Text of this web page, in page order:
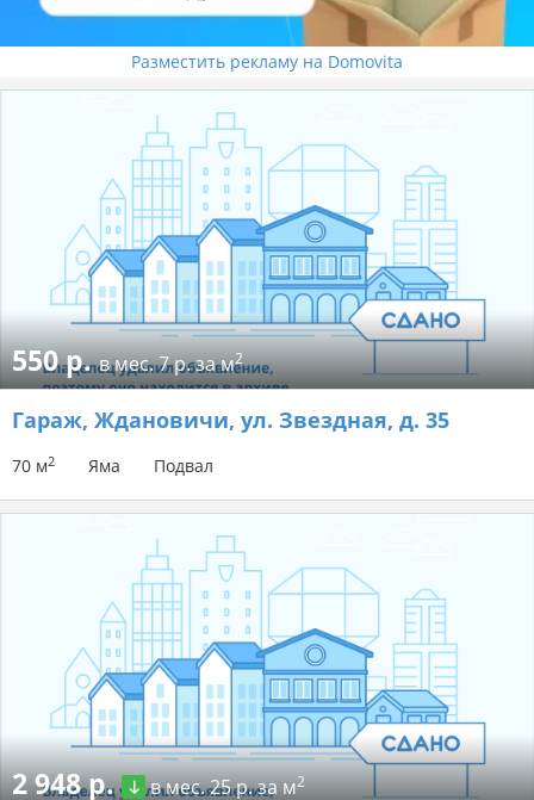
Разместить рекламу на Domovita
550 р.в мес.7 р. за м2
Гараж, Ждановичи, ул. Звездная, д. 35
70 м2 Яма Подвал
2 948 р. в мес.25 р. за м2